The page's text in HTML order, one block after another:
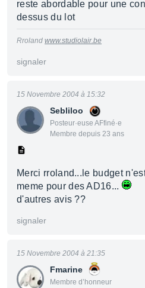
reste abordable pour une
dessus du lot
Rroland www.studiolair.be
signaler
Sebliloo
Posteur·euse AFfiné·e
Membre depuis 23 ans
15 Novembre 2004 à 15:32
Merci rroland...le budget
meme pour des AD16...
d'autres avis ??
signaler
Fmarine
Membre d’honneur
15 Novembre 2004 à 21:35